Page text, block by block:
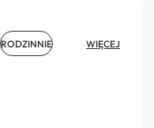
RODZINNIE WIĘCEJ